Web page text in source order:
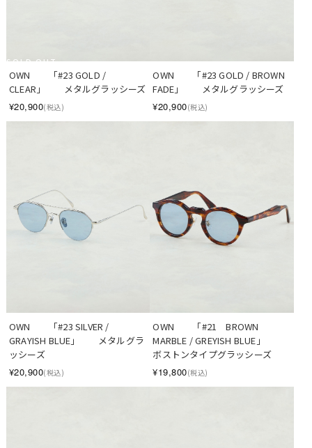
SOLD OUT
OWN　　「#23 GOLD /
CLEAR」　　メタルグラッシーズ
¥20,900(税込)
OWN　　「#23 GOLD / BROWN
FADE」　　メタルグラッシーズ
¥20,900(税込)
OWN　　「#23 SILVER /
GRAYISH BLUE」　　メタルグラ
ッシーズ
¥20,900(税込)
OWN　　「#21　BROWN
MARBLE / GREYISH BLUE」
ボストンタイプグラッシーズ
¥19,800(税込)